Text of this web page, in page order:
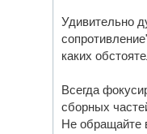
Удивительно
каких
Всегда
сборных
Не обращайте